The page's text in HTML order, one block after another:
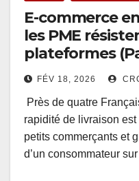
E-commerce
les PME
plateformes
FÉV 18, 2026
Près de quatre
rapidité de livraison
petits commerçants et
d’un consommateur